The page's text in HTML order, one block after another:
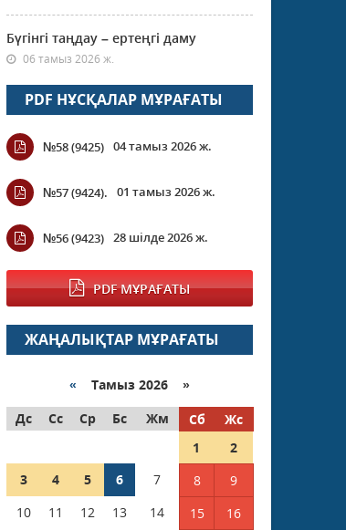
Бүгінгі таңдау – ертеңгі даму
06 тамыз 2026 ж.
PDF НҰСҚАЛАР МҰРАҒАТЫ
№58 (9425) 04 тамыз 2026 ж.
№57 (9424). 01 тамыз 2026 ж.
№56 (9423) 28 шілде 2026 ж.
PDF МҰРАҒАТЫ
ЖАҢАЛЫҚТАР МҰРАҒАТЫ
« Тамыз 2026 »
Дс
Сс Ср Бс Жм Сб
Жс
1
2
3
4 5 6 7 8
9
10
11 12 13 14 15 16